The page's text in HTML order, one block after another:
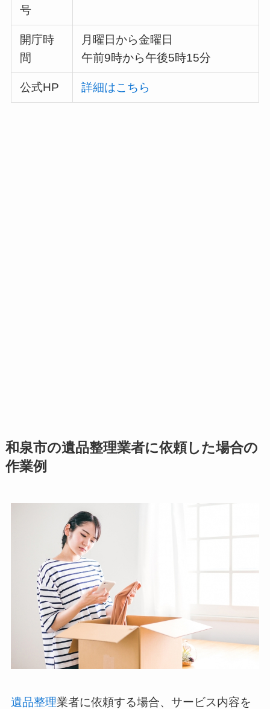
号
開庁時
間
月曜日から金曜日
午前9時から午後5時15分
公式HP 詳細はこちら
和泉市の遺品整理業者に依頼した場合の
作業例
遺品整理業者に依頼する場合、サービス内容を